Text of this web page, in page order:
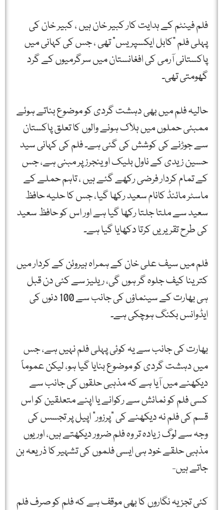
فلم فینٹم کے ہدایت کار کبیر خان ہیں ، کبیر خان کی
پہلی فلم "کابل ایکسپریس” تھی ، جس کی کہانی میں
پاکستانی آرمی کی افغانستان میں سرگرمیوں کے گرد
گھومتی تھی۔
حالیہ فلم میں بھی دہشت گردی کو موضوع بناتے ہوئے
ممبئی حملوں میں ہلاک ہونے والوں کا تعلق پاکستان
سے جوڑنے کی کوشش کی گئی ہے۔ فلم کی کہانی سید
حسین زیدی کے ناول بلیک اوینجرز پر مبنی ہے، جس
کے تمام کردار فرضی رکھے گئے ہیں ، تاہم حملے کے
ماسٹر مائنڈ کانام سعید رکھا گیا، جس کا حلیہ حافظ
سعید سے ملتا جلتا رکھا گیا ہے اور اس کو حافظ سعید
کی طرح تقریریں کرتا دکھایا گیا ہے۔
فلم میں سیف علی خان کے ہمراہ ہیروئن کے کردار میں
کترینا کیف جلوہ گر ہوں گی، ریلیز سے کئی دن قبل
ہی بھارت کے سینماؤں کی جانب سے 100 دنوں کی
ایڈوانس بکنگ ہوچکی ہے۔
بھارت کی جانب سے یہ کوئی پہلی فلم نہیں ہے، جس
میں دہشت گردی کو موضوع بنایا گیا ہو، لیکن عموماً
دیکھنے میں آیا ہے کہ مذہبی حلقوں کی جانب سے
کسی فلم کو نمائش سے رکوانے یا اپنے متعلقین کو اس
قسم کی فلم نہ دیکھنے کی "پرزور” اپیل پر تجسس کی
وجہ سے لوگ زیادہ تر وہ فلم ضرور دیکھتے ہیں، اور یوں
مذہبی حلقے خود ہی ایسی فلموں کی تشہیر کا ذریعہ بن
جاتے ہیں-
کئی تجزیہ نگاروں کا بھی موقف ہے کہ فلم کو صرف فلم